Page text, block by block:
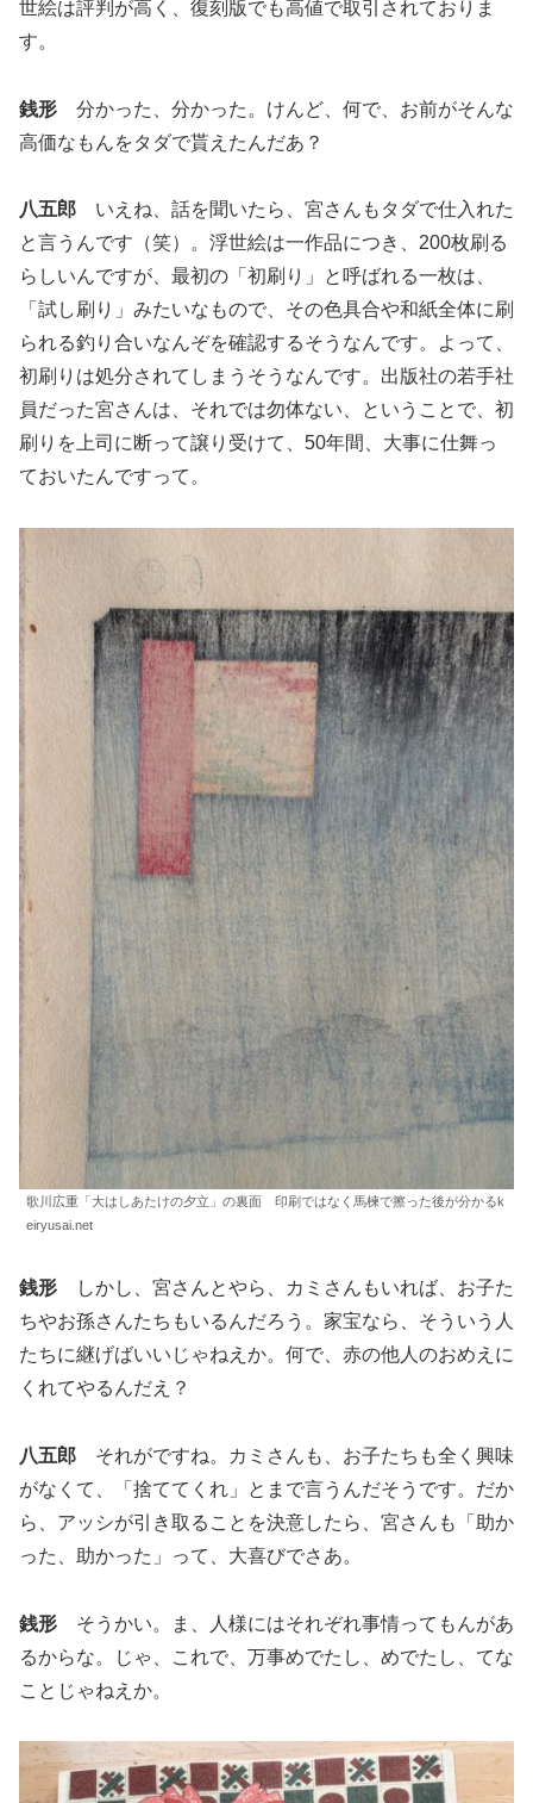
世絵は評判が高く、復刻版でも高値で取引されておりま
す。
銭形 分かった、分かった。けんど、何で、お前がそんな
高価なもんをタダで貰えたんだあ？
八五郎 いえね、話を聞いたら、宮さんもタダで仕入れた
と言うんです（笑）。浮世絵は一作品につき、200枚刷る
らしいんですが、最初の「初刷り」と呼ばれる一枚は、
「試し刷り」みたいなもので、その色具合や和紙全体に刷
られる釣り合いなんぞを確認するそうなんです。よって、
初刷りは処分されてしまうそうなんです。出版社の若手社
員だった宮さんは、それでは勿体ない、ということで、初
刷りを上司に断って譲り受けて、50年間、大事に仕舞っ
ておいたんですって。
歌川広重「大はしあたけの夕立」の裏面 印刷ではなく馬楝で擦った後が分かるk
eiryusai.net
銭形 しかし、宮さんとやら、カミさんもいれば、お子た
ちやお孫さんたちもいるんだろう。家宝なら、そういう人
たちに継げばいいじゃねえか。何で、赤の他人のおめえに
くれてやるんだえ？
八五郎 それがですね。カミさんも、お子たちも全く興味
がなくて、「捨ててくれ」とまで言うんだそうです。だか
ら、アッシが引き取ることを決意したら、宮さんも「助か
った、助かった」って、大喜びでさあ。
銭形 そうかい。ま、人様にはそれぞれ事情ってもんがあ
るからな。じゃ、これで、万事めでたし、めでたし、てな
ことじゃねえか。